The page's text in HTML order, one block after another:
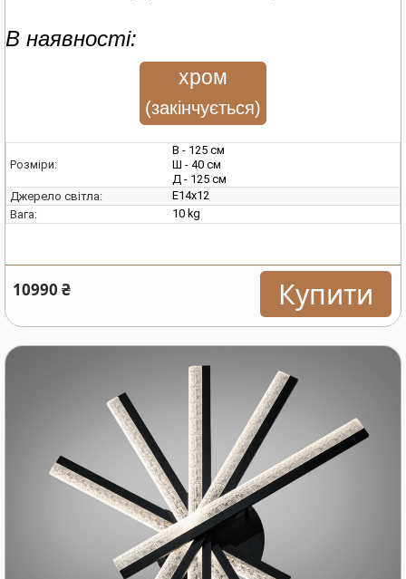
В наявності:
хром
(закінчується)
Розміри:
В - 125 см
Ш - 40 см
Д - 125 см
Джерело світла:
E14х12
Вага:
10 kg
10990 ₴ Купити